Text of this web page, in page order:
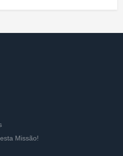
Missão!